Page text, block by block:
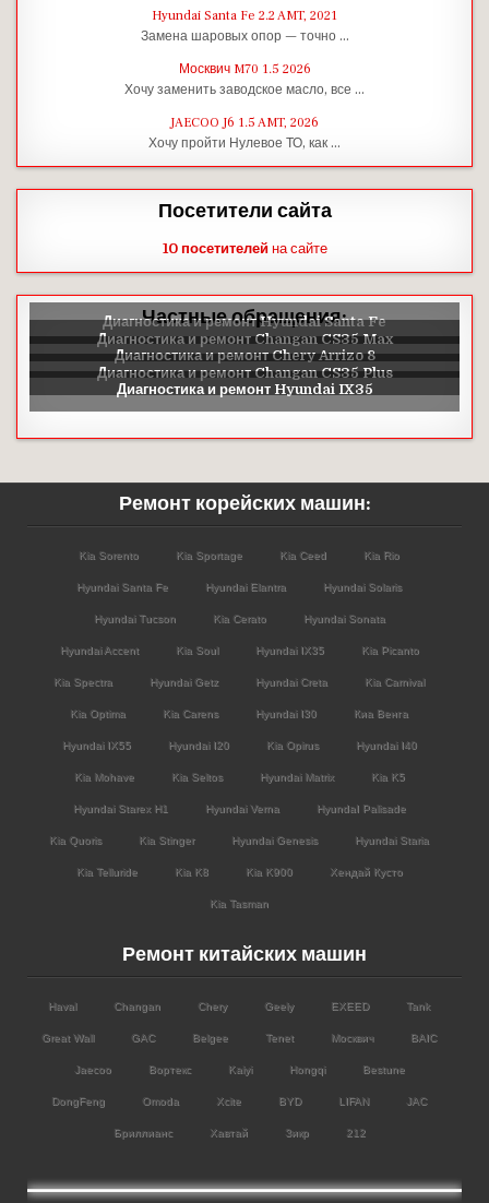
Hyundai Santa Fe 2.2 AMT, 2021
Замена шаровых опор — точно …
Москвич M70 1.5 2026
Хочу заменить заводское масло, все …
JAECOO J6 1.5 AMT, 2026
Хочу пройти Нулевое ТО, как …
Посетители сайта
10 посетителейна сайте
Частные обращения:
Ремонт корейских машин:
Kia Sorento Kia Sportage Kia Ceed Kia Rio
Hyundai Santa Fe Hyundai Elantra Hyundai Solaris
Hyundai Tucson Kia Cerato Hyundai Sonata
Hyundai Accent Kia Soul Hyundai IX35 Kia Picanto
Kia Spectra Hyundai Getz Hyundai Creta Kia Carnival
Kia Optima Kia Carens Hyundai I30 Киа Венга
Hyundai IX55 Hyundai I20 Kia Opirus Hyundai I40
Kia Mohave Kia Seltos Hyundai Matrix Kia K5
Hyundai Starex H1 Hyundai Verna HyundaI Palisade
Kia Quoris Kia Stinger Hyundai Genesis Hyundai Staria
Kia Telluride Kia K8 Kia K900 Хендай Кусто
Kia Tasman
Ремонт китайских машин
Haval Changan Chery Geely EXEED Tank
Great Wall GAC Belgee Tenet Москвич BAIC
Jaecoo Вортекс Kaiyi Hongqi Bestune
DongFeng Omoda Xcite BYD LIFAN JAC
Бриллианс Хавтай Зикр 212